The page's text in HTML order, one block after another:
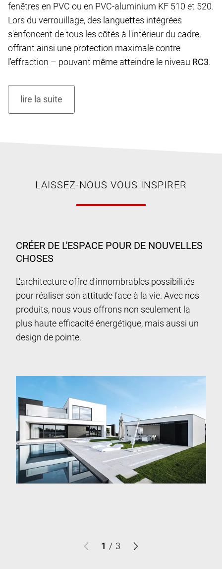
fenêtres en PVC ou en PVC-aluminium KF 510 et 520.
Lors du verrouillage, des languettes intégrées
s'enfoncent de tous les côtés à l'intérieur du cadre,
offrant ainsi une protection maximale contre
l'effraction – pouvant même atteindre le niveau RC3.
LAISSEZ-NOUS VOUS INSPIRER
CRÉER DE L'ESPACE POUR DE NOUVELLES
CHOSES
L'architecture offre d'innombrables possibilités
pour réaliser son attitude face à la vie. Avec nos
produits, nous vous offrons non seulement la
plus haute efficacité énergétique, mais aussi un
design de pointe.
1 / 3